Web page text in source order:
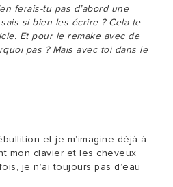
ferais-tu pas d’abord une
si bien les écrire ? Cela te
Et pour le remake avec de
pas ? Mais avec toi dans le
et je m’imagine déjà à
mon clavier et les cheveux
je n’ai toujours pas d’eau